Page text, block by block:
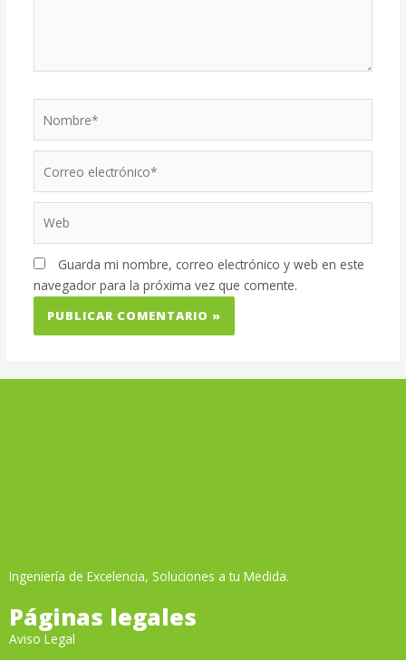
electrónico*
Guarda mi nombre, correo electrónico y web en este
navegador para la próxima vez que comente.
Ingeniería de Excelencia, Soluciones a tu Medida.
Páginas legales
Aviso Legal